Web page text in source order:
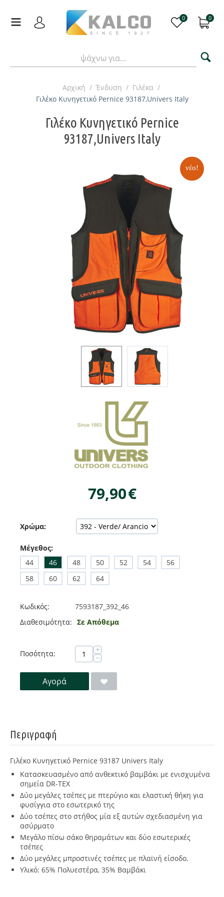
0 0
Αρχική / Ένδυση / Γιλέκα /
Γιλέκο Κυνηγετικό Pernice 93187,Univers Italy
Γιλέκο Κυνηγετικό Pernice
93187,Univers Italy
νέο!
79,90€
Χρώμα:
Μέγεθος:
44
46 48 50 52 54
56
58
60 62 64
Κωδικός:
7593187_392_46
Διαθεσιμότητα: Σε Απόθεμα
Ποσότητα: +
−
Αγορά
Περιγραφή
Γιλέκο Κυνηγετικό Pernice 93187 Univers Italy
Κατασκευασμένο από ανθεκτικό βαμβάκι με ενισχυμένα
σημεία DR-TEX
Δύο μεγάλες τσέπες με πτερύγιο και ελαστική θήκη για
φυσίγγια στο εσωτερικό της
Δύο τσέπες στο στήθος μία εξ αυτών σχεδιασμένη για
ασύρματο
Μεγάλο πίσω σάκο θηραμάτων και δύο εσωτερικές
τσέπες
Δύο μεγάλες μπροστινές τσέπες με πλαϊνή είσοδο.
Υλικό: 65% Πολυεστέρα, 35% Βαμβάκι